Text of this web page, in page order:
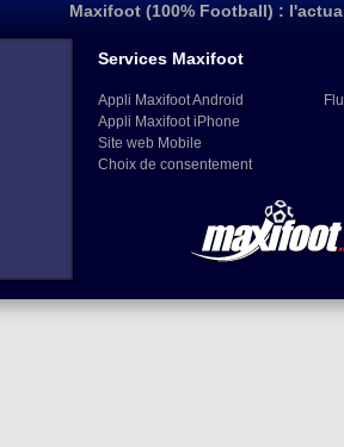
Maxifoot (100% Football) :
Services Maxifoot
Appli Maxifoot Android
Appli Maxifoot iPhone
Site web Mobile
Choix de consentement